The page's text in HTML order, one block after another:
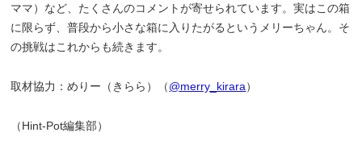
ママ）など、たくさんのコメントが寄せられています。実はこの箱
に限らず、普段から小さな箱に入りたがるというメリーちゃん。そ
の挑戦はこれからも続きます。
取材協力：めりー（きらら）（@merry_kirara）
（Hint-Pot編集部）